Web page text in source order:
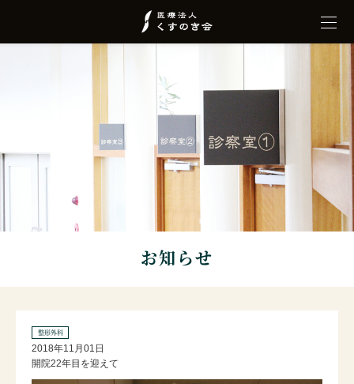
お知らせ
整形外科
2018年11月01日
開院22年目を迎えて